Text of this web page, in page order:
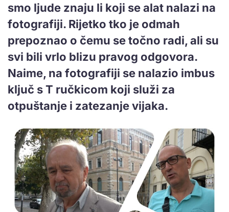
smo ljude znaju li koji se alat nalazi na
fotografiji. Rijetko tko je odmah
prepoznao o čemu se točno radi, ali su
svi bili vrlo blizu pravog odgovora.
Naime, na fotografiji se nalazio imbus
ključ s T ručkicom koji služi za
otpuštanje i zatezanje vijaka.